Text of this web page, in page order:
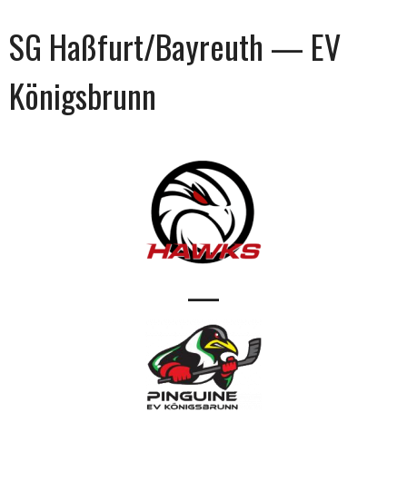
SG Haßfurt/Bayreuth — EV
Königsbrunn
—